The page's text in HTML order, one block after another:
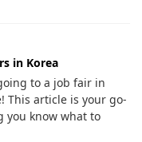
in Korea
to a job fair in
This article is your go-
you know what to